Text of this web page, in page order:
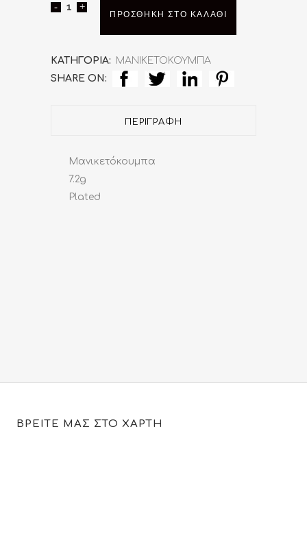
Μανικετόκουμπα
ΠΡΟΣΘΉΚΗ ΣΤΟ ΚΑΛΆΘΙ
ΚΑΤΗΓΟΡΊΑ:
ΜΑΝΙΚΕΤΟΚΟΥΜΠΑ
SHARE ON:
ΠΕΡΙΓΡΑΦΉ
Μανικετόκουμπα
7.2g
Plated
ΒΡΕΙΤΕ ΜΑΣ ΣΤΟ ΧΑΡΤΗ